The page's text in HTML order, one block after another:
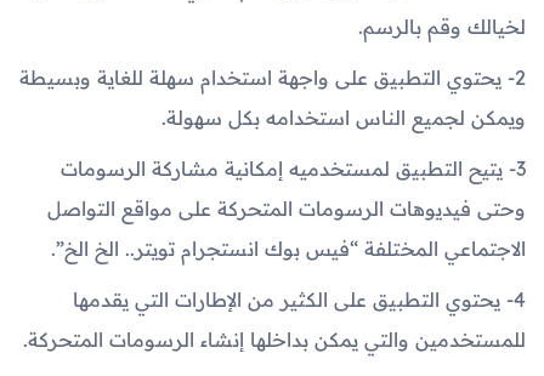
لخيالك وقم بالرسم.
2- يحتوي التطبيق على واجهة استخدام سهلة للغاية وبسيطة
ويمكن لجميع الناس استخدامه بكل سهولة.
3- يتيح التطبيق لمستخدميه إمكانية مشاركة الرسومات
وحتى فيديوهات الرسومات المتحركة على مواقع التواصل
الاجتماعي المختلفة “فيس بوك انستجرام تويتر.. الخ الخ”.
4- يحتوي التطبيق على الكثير من الإطارات التي يقدمها
للمستخدمين والتي يمكن بداخلها إنشاء الرسومات المتحركة.